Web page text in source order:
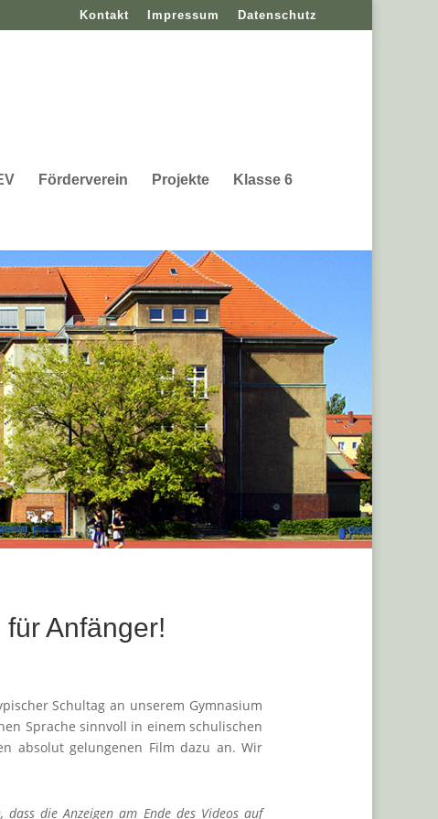
Kontakt Impressum Datenschutz
Förderverein Projekte Klasse 6
Anfänger!
Schultag an unserem Gymnasium
Sprache sinnvoll in einem schulischen
absolut gelungenen Film dazu an. Wir
die Anzeigen am Ende des Videos auf